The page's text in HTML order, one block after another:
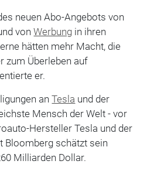
neuen Abo-Angebots von
vonWerbung in ihren
hätten mehr Macht, die
zum Überleben auf
er.
anTesla und der
Mensch der Welt - vor
Hersteller Tesla und der
Bloomberg schätzt sein
Milliarden Dollar.